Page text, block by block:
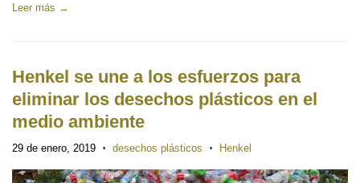
Leer más →
Henkel se une a los esfuerzos para
eliminar los desechos plásticos en el
medio ambiente
29 de enero, 2019 • desechos plásticos • Henkel